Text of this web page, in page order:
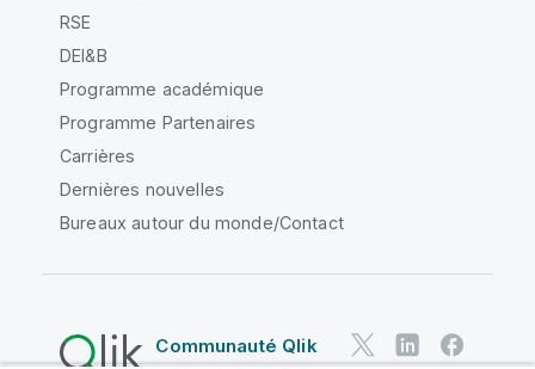
RSE
DEI&B
Programme académique
Programme Partenaires
Carrières
Dernières nouvelles
Bureaux autour du monde/Contact
Communauté Qlik